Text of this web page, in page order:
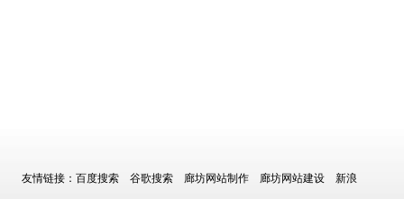
友情链接： 百度搜索 谷歌搜索 廊坊网站制作 廊坊网站建设 新浪